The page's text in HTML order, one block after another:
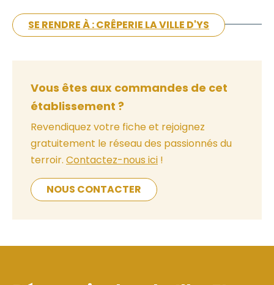
SE RENDRE À : CRÊPERIE LA VILLE D'YS
Vous êtes aux commandes de cet
établissement ?
Revendiquez votre fiche et rejoignez
gratuitement le réseau des passionnés du
terroir. Contactez-nous ici !
NOUS CONTACTER